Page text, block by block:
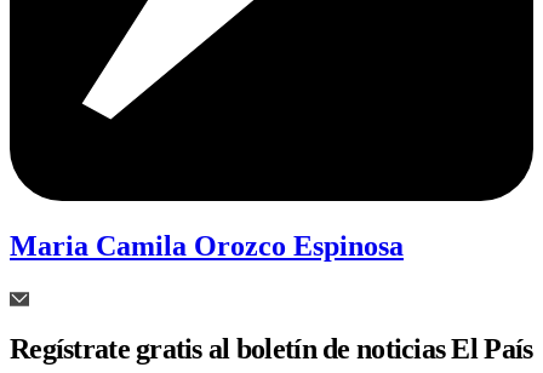
Maria Camila Orozco Espinosa
Regístrate gratis al boletín de noticias El País